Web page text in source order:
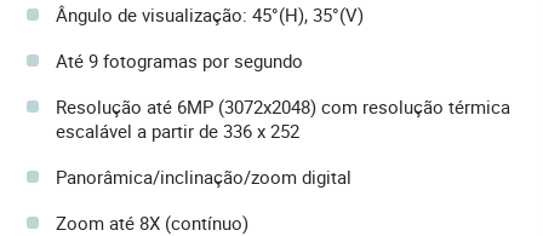
Ângulo de visualização: 45°(H), 35°(V)
Até 9 fotogramas por segundo
Resolução até 6MP (3072x2048) com resolução térmica
escalável a partir de 336 x 252
Panorâmica/inclinação/zoom digital
Zoom até 8X (contínuo)